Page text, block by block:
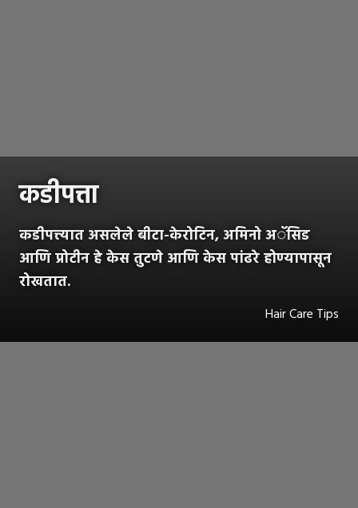
कडीपत्ता
कडीपत्त्यात असलेले बीटा-केरोटिन, अमिनो अॅसिड
आणि प्रोटीन हे केस तुटणे आणि केस पांढरे होण्यापासून
रोखतात.
Hair Care Tips